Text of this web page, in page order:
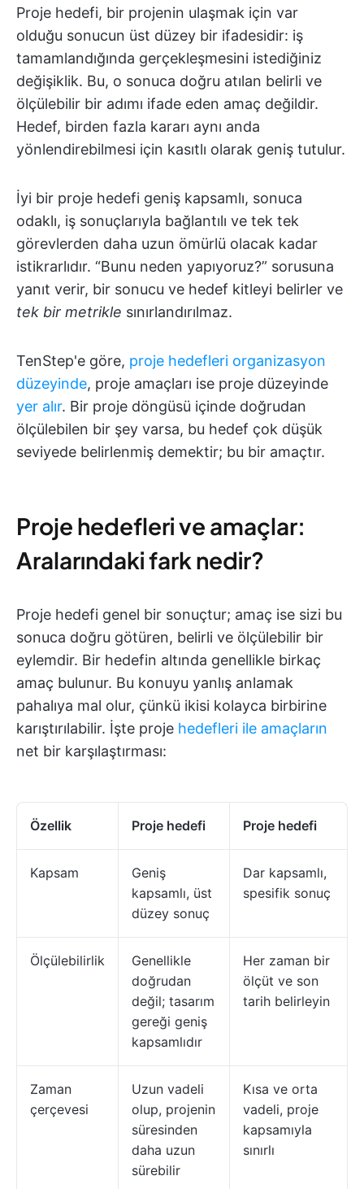
Proje hedefi, bir projenin ulaşmak için var
olduğu sonucun üst düzey bir ifadesidir: iş
tamamlandığında gerçekleşmesini istediğiniz
değişiklik. Bu, o sonuca doğru atılan belirli ve
ölçülebilir bir adımı ifade eden amaç değildir.
Hedef, birden fazla kararı aynı anda
yönlendirebilmesi için kasıtlı olarak geniş tutulur.
İyi bir proje hedefi geniş kapsamlı, sonuca
odaklı, iş sonuçlarıyla bağlantılı ve tek tek
görevlerden daha uzun ömürlü olacak kadar
istikrarlıdır. “Bunu neden yapıyoruz?” sorusuna
yanıt verir, bir sonucu ve hedef kitleyi belirler ve
tek bir metrikle sınırlandırılmaz.
TenStep'e göre, proje hedefleri organizasyon
düzeyinde, proje amaçları ise proje düzeyinde
yer alır. Bir proje döngüsü içinde doğrudan
ölçülebilen bir şey varsa, bu hedef çok düşük
seviyede belirlenmiş demektir; bu bir amaçtır.
Proje hedefleri ve amaçlar:
Aralarındaki fark nedir?
Proje hedefi genel bir sonuçtur; amaç ise sizi bu
sonuca doğru götüren, belirli ve ölçülebilir bir
eylemdir. Bir hedefin altında genellikle birkaç
amaç bulunur. Bu konuyu yanlış anlamak
pahalıya mal olur, çünkü ikisi kolayca birbirine
karıştırılabilir. İşte proje hedefleri ile amaçların
net bir karşılaştırması:
Özellik Proje hedefi Proje hedefi
Kapsam
Geniş
kapsamlı, üst
düzey sonuç
Dar kapsamlı,
spesifik sonuç
Ölçülebilirlik
Genellikle
doğrudan
değil; tasarım
gereği geniş
kapsamlıdır
Her zaman bir
ölçüt ve son
tarih belirleyin
Zaman
çerçevesi
Uzun vadeli
olup, projenin
süresinden
daha uzun
sürebilir
Kısa ve orta
vadeli, proje
kapsamıyla
sınırlı